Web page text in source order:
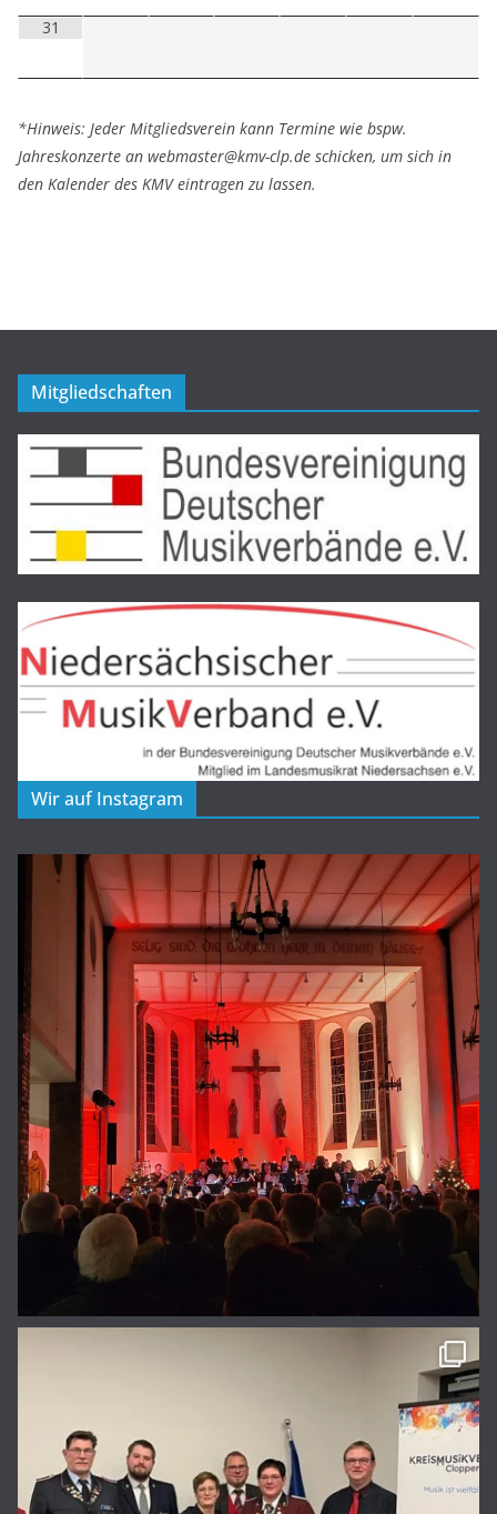
31
*Hinweis: Jeder Mitgliedsverein kann Termine wie bspw.
Jahreskonzerte an webmaster@kmv-clp.de schicken, um sich in
den Kalender des KMV eintragen zu lassen.
Mitgliedschaften
Wir auf Instagram